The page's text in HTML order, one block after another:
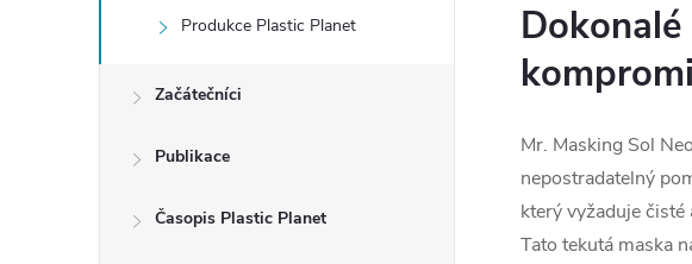
Produkce Plastic Planet
Začátečníci
Publikace
Časopis Plastic Planet
Mr. Masking Sol
nepostradatelný
který vyžaduje
Tato tekutá maska